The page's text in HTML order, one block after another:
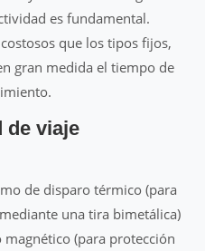
es fundamental.
que los tipos fijos,
gran medida el tiempo de
de viaje
de disparo térmico (para
una tira bimetálica)
(para protección